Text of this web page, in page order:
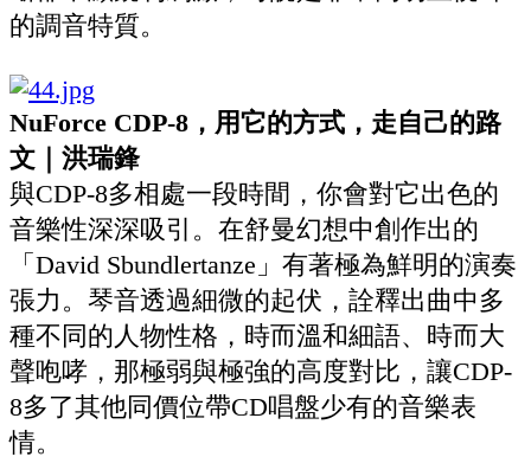
的調音特質。
NuForce CDP-8，用它的方式，走自己的路
文｜洪瑞鋒
與CDP-8多相處一段時間，你會對它出色的
音樂性深深吸引。在舒曼幻想中創作出的
「David Sbundlertanze」有著極為鮮明的演奏
張力。琴音透過細微的起伏，詮釋出曲中多
種不同的人物性格，時而溫和細語、時而大
聲咆哮，那極弱與極強的高度對比，讓CDP-
8多了其他同價位帶CD唱盤少有的音樂表
情。